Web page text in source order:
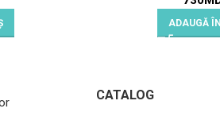
ADAUGĂ
CATALOG